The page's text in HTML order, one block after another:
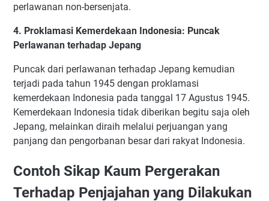
perlawanan non-bersenjata.
4. Proklamasi Kemerdekaan Indonesia: Puncak
Perlawanan terhadap Jepang
Puncak dari perlawanan terhadap Jepang kemudian
terjadi pada tahun 1945 dengan proklamasi
kemerdekaan Indonesia pada tanggal 17 Agustus 1945.
Kemerdekaan Indonesia tidak diberikan begitu saja oleh
Jepang, melainkan diraih melalui perjuangan yang
panjang dan pengorbanan besar dari rakyat Indonesia.
Contoh Sikap Kaum Pergerakan
Terhadap Penjajahan yang Dilakukan